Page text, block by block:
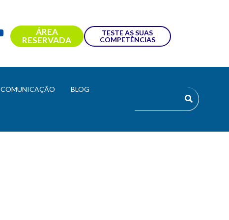
ÁREA
RESERVADA
TESTE AS SUAS
COMPETÊNCIAS
COMUNICAÇÃO BLOG